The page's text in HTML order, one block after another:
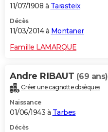
11/07/1908 à Tarasteix
Décès
11/03/2014 à Montaner
Famille LAMARQUE
Andre RIBAUT (69 ans)
Créer une cagnotte obsèques
Naissance
01/06/1943 à Tarbes
Décès